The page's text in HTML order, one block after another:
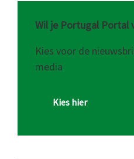
Wil je Portugal Portal
Kies voor de
media
Kies hier